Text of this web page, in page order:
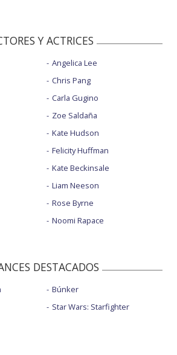
Y ACTRICES
Angelica Lee
Chris Pang
Carla Gugino
Zoe Saldaña
Kate Hudson
Felicity Huffman
Kate Beckinsale
Liam Neeson
Rose Byrne
Noomi Rapace
DESTACADOS
Búnker
Star Wars: Starfighter